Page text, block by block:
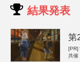
結果発表
第
[PR]
共催